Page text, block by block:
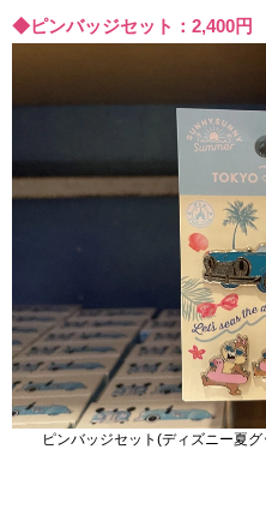
◆ピンバッジセット：2,400円
ピンバッジセット(ディズニー夏